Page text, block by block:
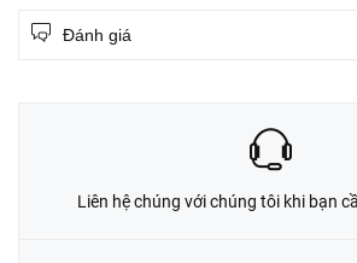
Đánh giá
Liên hệ chúng với chúng tôi khi bạn